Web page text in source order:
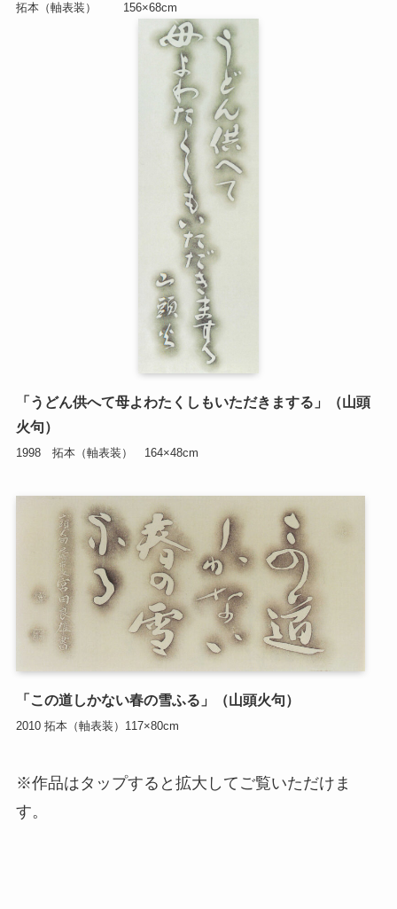
拓本（軸表装） 156×68cm
「うどん供へて母よわたくしもいただきまする」（山頭
火句）
1998 拓本（軸表装） 164×48cm
「この道しかない春の雪ふる」（山頭火句）
2010 拓本（軸表装）117×80cm
※作品はタップすると拡大してご覧いただけま
す。